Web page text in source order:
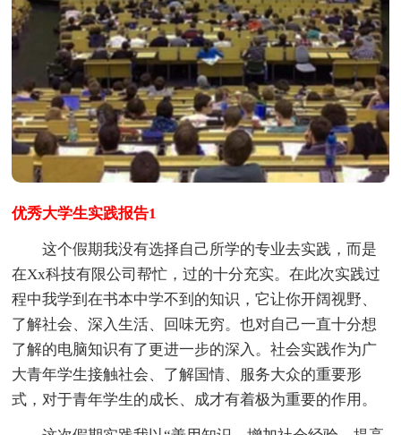
优秀大学生实践报告1
这个假期我没有选择自己所学的专业去实践，而是
在Xx科技有限公司帮忙，过的十分充实。在此次实践过
程中我学到在书本中学不到的知识，它让你开阔视野、
了解社会、深入生活、回味无穷。也对自己一直十分想
了解的电脑知识有了更进一步的深入。社会实践作为广
大青年学生接触社会、了解国情、服务大众的重要形
式，对于青年学生的成长、成才有着极为重要的作用。